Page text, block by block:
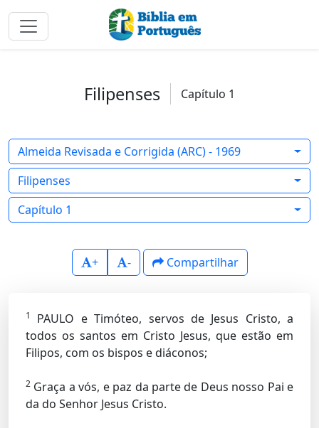
Filipenses Capítulo 1
Almeida Revisada e Corrigida (ARC) - 1969
Filipenses
Capítulo 1
+ - Compartilhar
1
PAULO e Timóteo, servos de Jesus Cristo, a
todos os santos em Cristo Jesus, que estão em
Filipos, com os bispos e diáconos;
2 Graça a vós, e paz da parte de Deus nosso Pai e
da do Senhor Jesus Cristo.